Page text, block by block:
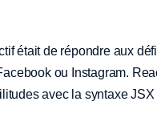
était de répondre aux
ou Instagram.
avec la syntaxe JSX